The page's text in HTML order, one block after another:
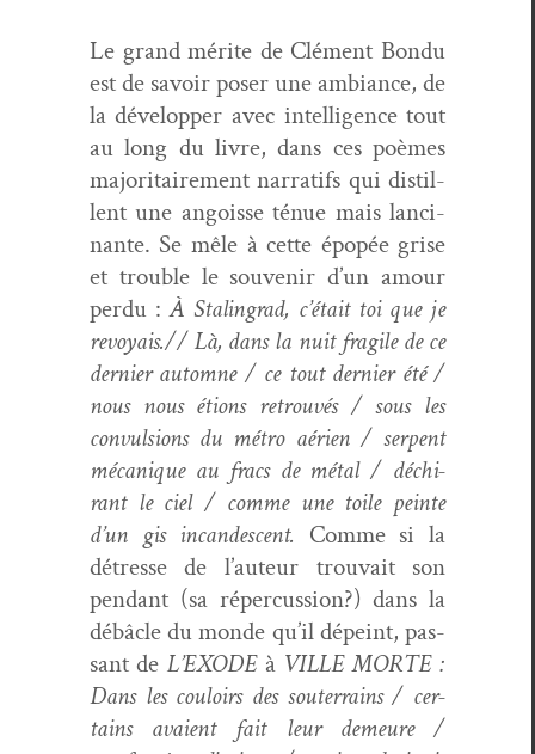
Le grand mérite de Clé­ment Bon­du
est de savoir pos­er une ambiance, de
la dévelop­per avec intel­li­gence tout
au long du livre, dans ces poèmes
majori­taire­ment nar­rat­ifs qui dis­til­
lent une angoisse ténue mais lanci­
nante. Se mêle à cette épopée grise
et trou­ble le sou­venir d’un amour
per­du :À Stal­in­grad, c’é­tait toi que je
revoy­ais.// Là, dans la nuit frag­ile de ce
dernier automne / ce tout dernier été /
nous nous étions retrou­vés / sous les
con­vul­sions du métro aérien / ser­pent
mécanique au fracs de métal / déchi­
rant le ciel / comme une toile peinte
d’un gis incan­des­cent. Comme si la
détresse de l’au­teur trou­vait son
pen­dant (sa réper­cus­sion?) dans la
débâ­cle du monde qu’il dépeint, pas­
sant de L’EXODEà VILLE MORTE :
Dans les couloirs des souter­rains / cer­
tains avaient fait leur demeure /